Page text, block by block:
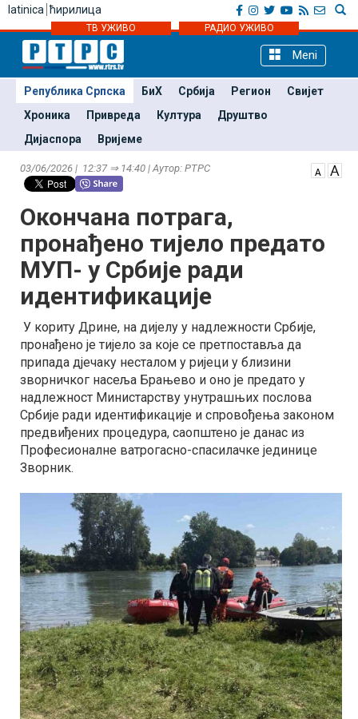
latinica ћирилица
ТВ УЖИВО РАДИО УЖИВО
Meni
Република Српска БиХ Србија Регион
Свијет
Хроника
Привреда Култура
Друштво
Дијаспора
Вријеме
03/06/2026 | 12:37 ⇒ 14:40 | Аутор: РТРС
Окончана потрага,
пронађено тијело предато
МУП- у Србије ради
идентификације
У кориту Дрине, на дијелу у надлежности Србије,
пронађено је тијело за које се претпоставља да
припада дјечаку несталом у ријеци у близини
зворничког насеља Брањево и оно је предато у
надлежност Министарству унутрашњих послова
Србије ради идентификације и спровођења законом
предвиђених процедура, саопштено је данас из
Професионалне ватрогасно-спасилачке јединице
Зворник.